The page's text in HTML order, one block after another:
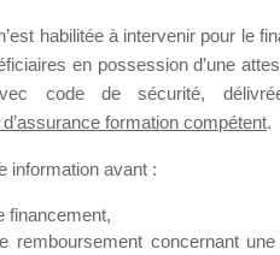
répondre à l’Appel à
possible de laisser un message
ce groupe
habilitée à intervenir pour le
en possession d’une
code de sécurité,
formation compétent.
information avant :
financement,
remboursement concernant